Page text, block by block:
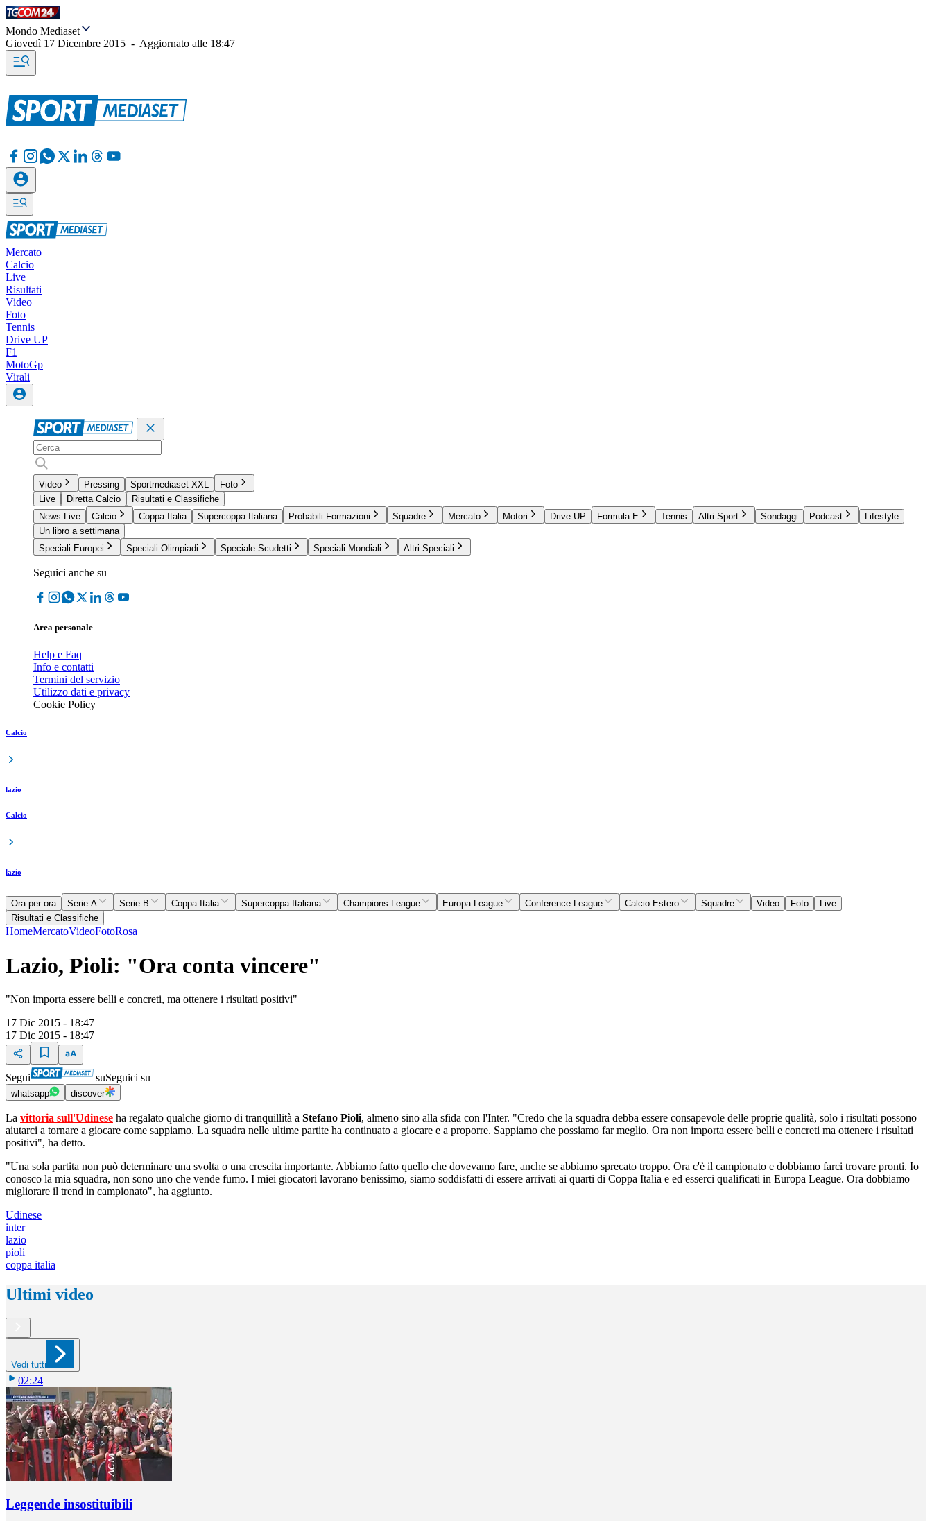
Mondo Mediaset
Giovedì 17 Dicembre 2015 - Aggiornato alle 18:47
Mercato
Calcio
Live
Risultati
Video
Foto
Tennis
Drive UP
F1
MotoGp
Virali
Video Pressing Sportmediaset XXL
Foto
Live
Diretta Calcio
Risultati e Classifiche
News Live
Calcio Coppa Italia Supercoppa Italiana Probabili Formazioni Squadre Mercato Motori Drive UP Formula E Tennis Altri Sport Sondaggi Podcast
Lifestyle
Un libro a settimana
Speciali Europei
Speciali Olimpiadi Speciale Scudetti Speciali Mondiali Altri Speciali
Seguici anche su
Area personale
Help e Faq
Info e contatti
Termini del servizio
Utilizzo dati e privacy
Cookie Policy
Calcio
lazio
Calcio
lazio
Ora per ora Serie A Serie B Coppa Italia Supercoppa Italiana Champions League Europa League Conference League Calcio Estero Squadre Video Foto
Live
Risultati e Classifiche
HomeMercatoVideoFotoRosa
Lazio, Pioli: "Ora conta vincere"
"Non importa essere belli e concreti, ma ottenere i risultati positivi"
17 Dic 2015 - 18:47
17 Dic 2015 - 18:47
Segui suSeguici su
whatsapp discover
La vittoria sull'Udinese ha regalato qualche giorno di tranquillità a Stefano Pioli, almeno sino alla sfida con l'Inter. "Credo che la squadra debba essere consapevole delle proprie qualità, solo i risultati possono
aiutarci a tornare a giocare come sappiamo. La squadra nelle ultime partite ha continuato a giocare e a proporre. Sappiamo che possiamo far meglio. Ora non importa essere belli e concreti ma ottenere i risultati
positivi", ha detto.
"Una sola partita non può determinare una svolta o una crescita importante. Abbiamo fatto quello che dovevamo fare, anche se abbiamo sprecato troppo. Ora c'è il campionato e dobbiamo farci trovare pronti. Io
conosco la mia squadra, non sono uno che vende fumo. I miei giocatori lavorano benissimo, siamo soddisfatti di essere arrivati ai quarti di Coppa Italia e ed esserci qualificati in Europa League. Ora dobbiamo
migliorare il trend in campionato", ha aggiunto.
Udinese
inter
lazio
pioli
coppa italia
Ultimi video
Vedi tutti
02:24
Leggende insostituibili